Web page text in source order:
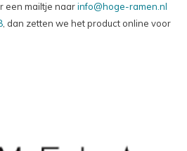
een mailtje naarinfo@hoge-ramen.nl
, dan zetten we het product online voor